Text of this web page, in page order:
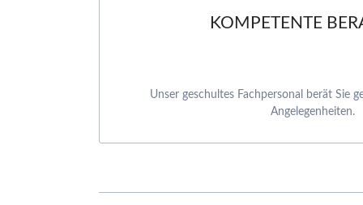
KOMPETENTE
Unser geschultes Fachpersonal berät Sie
Angelegenheiten.